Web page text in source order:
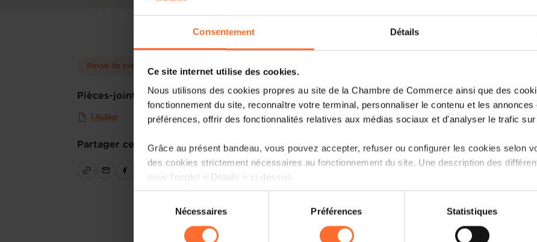
Consentement Détails
Ce site internet utilise des cookies.
Nous utilisons des cookies propres au site de la Chambre de Commerce ainsi que des
fonctionnement du site, reconnaître votre terminal, personnaliser le contenu et les annonces
préférences, offrir des fonctionnalités relatives aux médias sociaux et d'analyser le trafic
Grâce au présent bandeau, vous pouvez accepter, refuser ou configurer les cookies selon
des cookies strictement nécessaires au fonctionnement du site. Une description des
sous l’onglet « Détails » ci-dessus.
Il est précisé que la navigation sur le site et certaines fonctionnalités (ex : lecture de vidéos,
cas de refus de tous les cookies ou des cookies non nécessaires.
consentement
Nécessaires Préférences Statistiques
Revue de presse
Pièces-jointes
1 fichier
Partager cet article